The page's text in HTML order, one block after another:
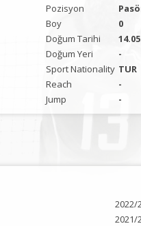
Pozisyon
Boy
0
Doğum Tarihi
Doğum Yeri
-
Sport Nationality TUR
Reach
-
Jump
-
2022/
2021/